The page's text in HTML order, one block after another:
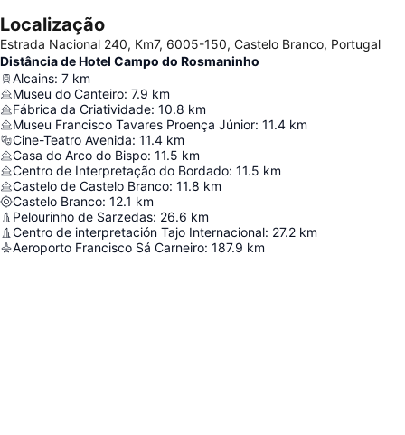
Localização
Estrada Nacional 240, Km7, 6005-150, Castelo Branco, Portugal
Distância de Hotel Campo do Rosmaninho
Alcains: 7 km
Museu do Canteiro: 7.9 km
Fábrica da Criatividade: 10.8 km
Museu Francisco Tavares Proença Júnior: 11.4 km
Cine-Teatro Avenida: 11.4 km
Casa do Arco do Bispo: 11.5 km
Centro de Interpretação do Bordado: 11.5 km
Castelo de Castelo Branco: 11.8 km
Castelo Branco: 12.1 km
Pelourinho de Sarzedas: 26.6 km
Centro de interpretación Tajo Internacional: 27.2 km
Aeroporto Francisco Sá Carneiro: 187.9 km